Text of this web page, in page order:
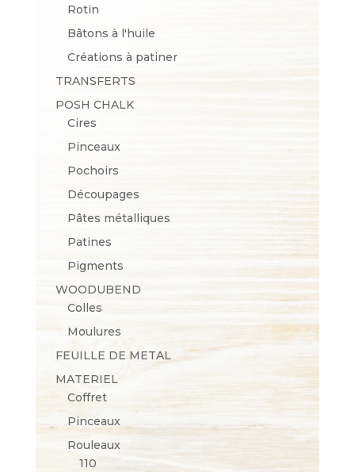
Rotin
Bâtons à l'huile
Créations à patiner
TRANSFERTS
POSH CHALK
Cires
Pinceaux
Pochoirs
Découpages
Pâtes métalliques
Patines
Pigments
WOODUBEND
Colles
Moulures
FEUILLE DE METAL
MATERIEL
Coffret
Pinceaux
Rouleaux
110